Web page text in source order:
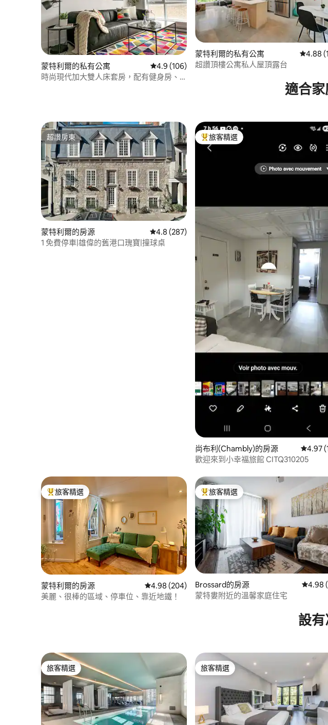
蒙特利爾的私有公寓 從 106 則評價中獲得 4.9 的平均評分（滿分 5 分）
4.9 (106)
時尚現代加大雙人床套房，配有健身房、
蒙特利爾的私有公寓 從 140
4.88
超讚頂樓公寓私人屋頂露台
適合
超讚房東
超讚房東
蒙特利爾的房源 從 287 則評價中獲得 4.8 的平均評分（滿分 5 分）
4.8 (287)
1 免費停車|雄偉的舊港口瑰寶|撞球桌
旅客精選榜首
旅客精選
尚布利(Chambly)的房源 從 156
4.97
歡迎來到小幸福旅館 CITQ310205
旅客精選榜首
旅客精選
蒙特利爾的房源 從 204 則評價中獲得 4.98 的平均評分（滿分 5 分）
4.98 (204)
美麗、很棒的區域、停車位、靠近地鐵！
旅客精選榜首
旅客精選
Brossard的房源 從 117
4.98
蒙特婁附近的溫馨家庭住宅
設
旅客精選
旅客精選 旅客精選
旅客精選